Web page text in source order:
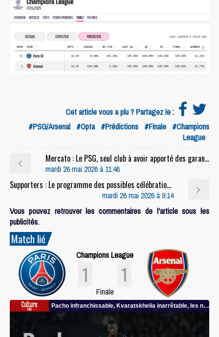
Cet article vous a plu ? Partagez le :
#PSG/Arsenal #Opta #Prédictions #Finale #Champions
League
Mercato : Le PSG, seul club à avoir apporté des garanties à Alvarez ?
mardi 26 mai 2026 à 11:46
Supporters : Le programme des possibles célébrations du PSG se précise
mardi 26 mai 2026 à 9:14
Vous pouvez retrouver les commentaires de l'article sous les
publicités.
Match lié
Champions League
1 1
Finale